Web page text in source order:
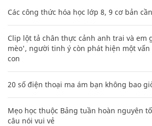
Các công thức hóa học lớp 8, 9 cơ bản
Clip lột tả chân thực cảnh anh trai và em
mèo', người tinh ý còn phát hiện một
con
20 số điện thoại ma ám bạn không bao
Mẹo học thuộc Bảng tuần hoàn nguyên
câu nói vui vẻ